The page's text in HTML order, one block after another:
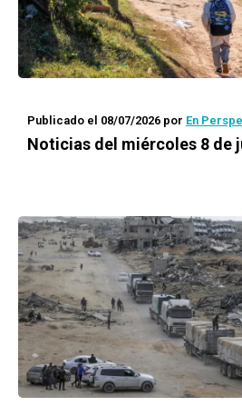
Publicado el 08/07/2026 por En
Noticias del miércoles 8 de